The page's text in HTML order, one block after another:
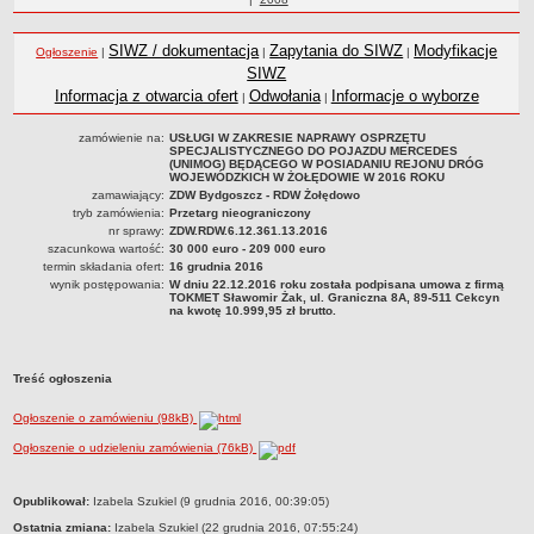
Statut
Nadzór nad ZDW
Struktura organizacyjna
Schemat organizacyjny
Inspektor Ochrony Danych
Zgłoszenia zewnętrzne
PRACA W ZDW
Ogłoszenia o pracę
Wyniki naborów
Uzgodnienie lokalizacji urządzeń infrastruktury technicznej
Zezwolenie na umieszczenie urządzeń infrastruktury technicznej
Zezwolenie na prowadzenie robót
innych obiektów, reklam
roku
Ogłoszenie |SIWZ / dokumentacja |Zapytania do SIWZ | Modyfikacje
SIWZ
Informacja z otwarcia ofert| Odwołania| Informacje o wyborze
zamówienie na: USŁUGI W ZAKRESIE NAPRAWY OSPRZĘTU
SPECJALISTYCZNEGO DO POJAZDU MERCEDES
(UNIMOG) BĘDĄCEGO W POSIADANIU REJONU DRÓG
WOJEWÓDZKICH W ŻOŁĘDOWIE W 2016 ROKU
zamawiający: ZDW Bydgoszcz - RDW Żołędowo
tryb zamówienia: Przetarg nieograniczony
nr sprawy: ZDW.RDW.6.12.361.13.2016
szacunkowa wartość: 30 000 euro - 209 000 euro
termin składania ofert: 16 grudnia 2016
wynik postępowania: W dniu 22.12.2016 roku została podpisana umowa z firmą
TOKMET Sławomir Żak, ul. Graniczna 8A, 89-511 Cekcyn
na kwotę 10.999,95 zł brutto.
Treść ogłoszenia
Ogłoszenie o zamówieniu (98kB)
Ogłoszenie o udzieleniu zamówienia (76kB)
metryczka
Opublikował: Izabela Szukiel (9 grudnia 2016, 00:39:05)
Ostatnia zmiana: Izabela Szukiel (22 grudnia 2016, 07:55:24)